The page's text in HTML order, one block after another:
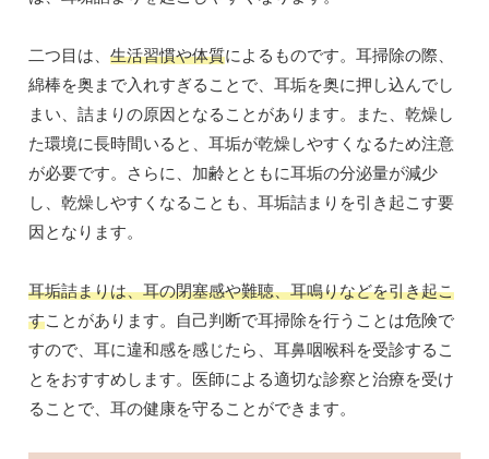
二つ目は、 生活習慣や体質によるものです。耳掃除の際、
綿棒を奥まで入れすぎることで、耳垢を奥に押し込んでし
まい、詰まりの原因となることがあります。また、乾燥し
た環境に長時間いると、耳垢が乾燥しやすくなるため注意
が必要です。さらに、加齢とともに耳垢の分泌量が減少
し、乾燥しやすくなることも、耳垢詰まりを引き起こす要
因となります。
耳垢詰まりは、耳の閉塞感や難聴、耳鳴りなどを引き起こ
すことがあります。自己判断で耳掃除を行うことは危険で
すので、耳に違和感を感じたら、耳鼻咽喉科を受診するこ
とをおすすめします。医師による適切な診察と治療を受け
ることで、耳の健康を守ることができます。